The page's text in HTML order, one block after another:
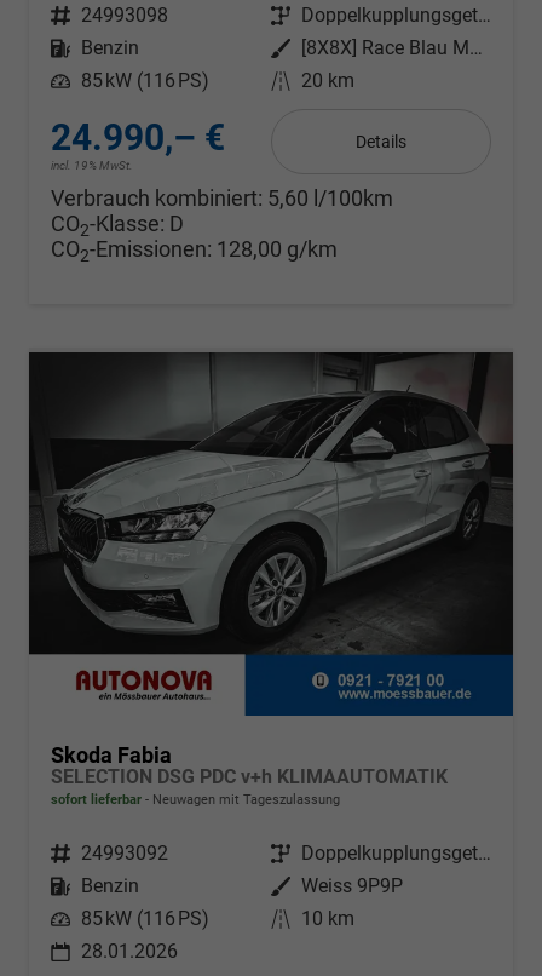
Fahrzeugnr. 24993098 Getriebe
Doppelkupplungsgetriebe (DSG)
Kraftstoff
Benzin Außenfarbe
[8X8X] Race Blau Metallic
Leistung 85 kW (116 PS) Kilometerstand 20 km
24.990,– €
incl. 19% MwSt.
Details
Verbrauch kombiniert: 5,60 l/100km
CO2-Klasse: D
CO2-Emissionen: 128,00 g/km
Skoda Fabia
SELECTION DSG PDC v+h KLIMAAUTOMATIK
sofort lieferbar Neuwagen mit Tageszulassung
Fahrzeugnr. 24993092 Getriebe
Doppelkupplungsgetriebe (DSG)
Kraftstoff
Benzin Außenfarbe Weiss 9P9P
Leistung 85 kW (116 PS) Kilometerstand 10 km
28.01.2026